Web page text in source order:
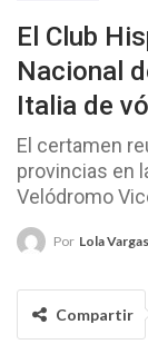
El Club
Nacional
Italia de
El certamen
provincias en
Velódromo
Por Lola Vargas
Compartir